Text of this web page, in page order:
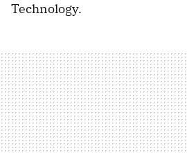
Technology.